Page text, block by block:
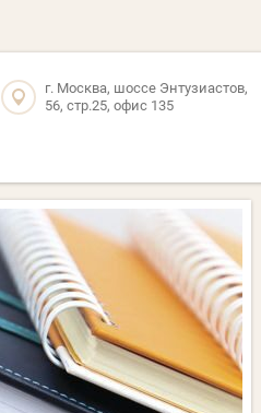
г. Москва, шоссе Энтузиастов,
56, стр.25, офис 135